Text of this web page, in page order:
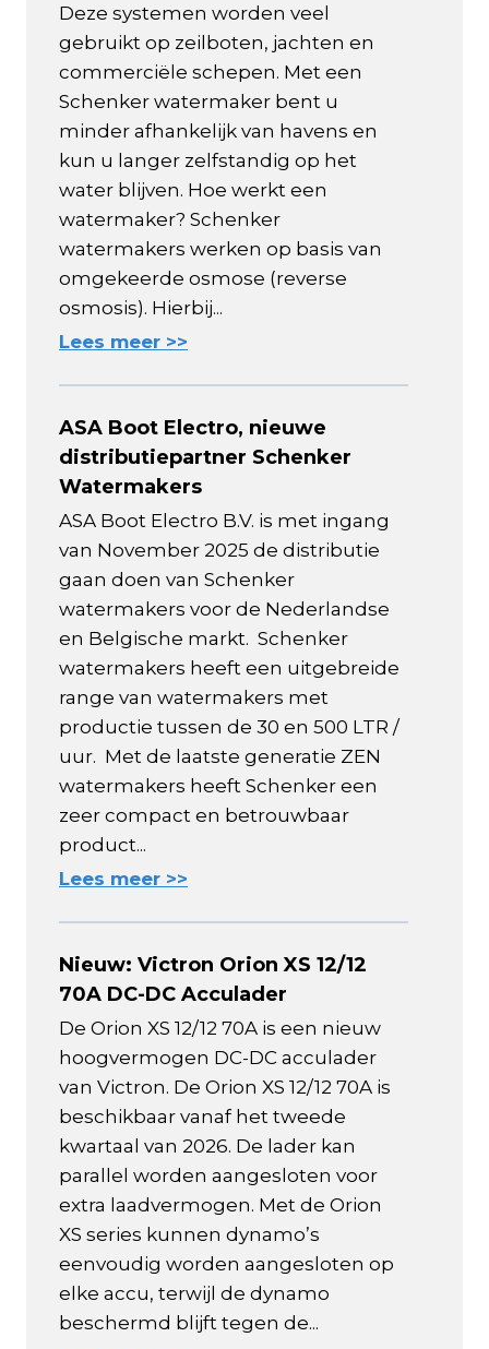
Deze systemen worden veel
gebruikt op zeilboten, jachten en
commerciële schepen. Met een
Schenker watermaker bent u
minder afhankelijk van havens en
kun u langer zelfstandig op het
water blijven. Hoe werkt een
watermaker? Schenker
watermakers werken op basis van
omgekeerde osmose (reverse
osmosis). Hierbij...
Lees meer >>
ASA Boot Electro, nieuwe
distributiepartner Schenker
Watermakers
ASA Boot Electro B.V. is met ingang
van November 2025 de distributie
gaan doen van Schenker
watermakers voor de Nederlandse
en Belgische markt. Schenker
watermakers heeft een uitgebreide
range van watermakers met
productie tussen de 30 en 500 LTR /
uur. Met de laatste generatie ZEN
watermakers heeft Schenker een
zeer compact en betrouwbaar
product...
Lees meer >>
Nieuw: Victron Orion XS 12/12
70A DC-DC Acculader
De Orion XS 12/12 70A is een nieuw
hoogvermogen DC-DC acculader
van Victron. De Orion XS 12/12 70A is
beschikbaar vanaf het tweede
kwartaal van 2026. De lader kan
parallel worden aangesloten voor
extra laadvermogen. Met de Orion
XS series kunnen dynamo’s
eenvoudig worden aangesloten op
elke accu, terwijl de dynamo
beschermd blijft tegen de...